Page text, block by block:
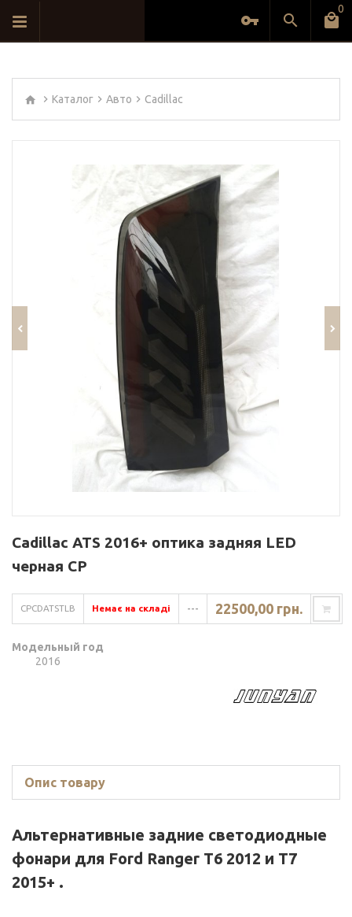
0
Каталог Авто Cadillac
Cadillac ATS 2016+ оптика задняя LED
черная CP
CPCDATSTLB Немає на складі --- 22500,00 грн.
Модельный год
2016
Опис товару
Альтернативные задние светодиодные
фонари для Ford Ranger T6 2012 и T7
2015+ .